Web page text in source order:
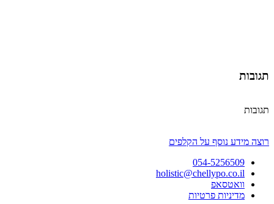
תגובות
תגובות
רוצה מידע נוסף על הקלפים
054-5256509
holistic@chellypo.co.il
וואטסאפ
מדיניות פרטיות